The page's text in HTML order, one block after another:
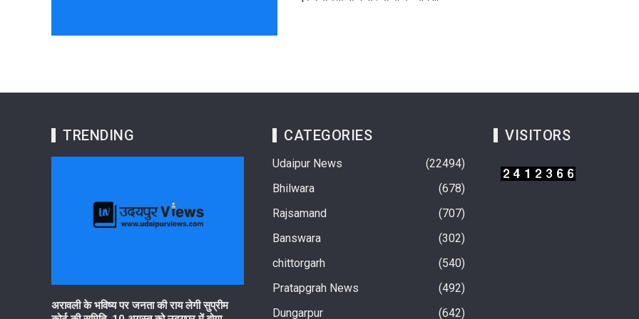
TRENDING
अरावली के भविष्य पर जनता की राय लेगी सुप्रीम
आरयूआईडीपी के पांचवें चरण अंतर्गत फतेहनगर-
10 अगस्त से होगी सरकारी स्कूलों में बच्चों की हिंदी
CATEGORIES
Udaipur News
22494
Bhilwara
678
Rajsamand
707
Banswara
302
chittorgarh
540
Pratapgrah News
492
Dungarpur
642
VISITORS